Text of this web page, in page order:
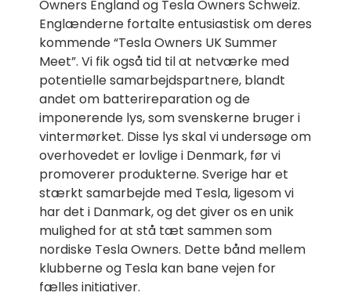
Owners England og Tesla Owners Schweiz.
Englænderne fortalte entusiastisk om deres
kommende “Tesla Owners UK Summer
Meet”. Vi fik også tid til at netværke med
potentielle samarbejdspartnere, blandt
andet om batterireparation og de
imponerende lys, som svenskerne bruger i
vintermørket. Disse lys skal vi undersøge om
overhovedet er lovlige i Denmark, før vi
promoverer produkterne. Sverige har et
stærkt samarbejde med Tesla, ligesom vi
har det i Danmark, og det giver os en unik
mulighed for at stå tæt sammen som
nordiske Tesla Owners. Dette bånd mellem
klubberne og Tesla kan bane vejen for
fælles initiativer.